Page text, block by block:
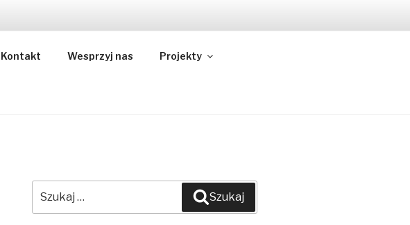
Kontakt Wesprzyj nas Projekty
Szukaj